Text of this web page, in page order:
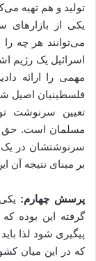
تولید و هم تهیه
یکی از
می‌توانند هر چه را
اسرائیل یک رژیم
مهمی را ارائه
فلسطینیان اصیل
تعیین سرنوشت
مسلمان است. حق
سرنوشتشان در یک
بر مبنای نتیجه آن
پرسش چهارم:
گرفته این بوده
پیگیری شود لذا
که در این میان